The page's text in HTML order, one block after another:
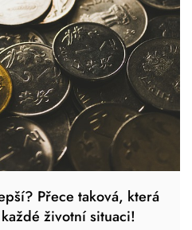
Přece taková, která
životní situaci!